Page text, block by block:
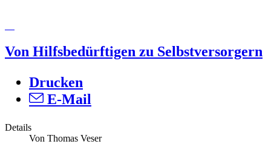
Von Hilfsbedürftigen zu Selbstversorgern
Drucken
E-Mail
Details
Von Thomas Veser